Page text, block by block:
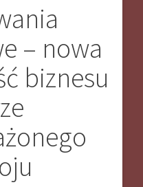
– nowa
biznesu